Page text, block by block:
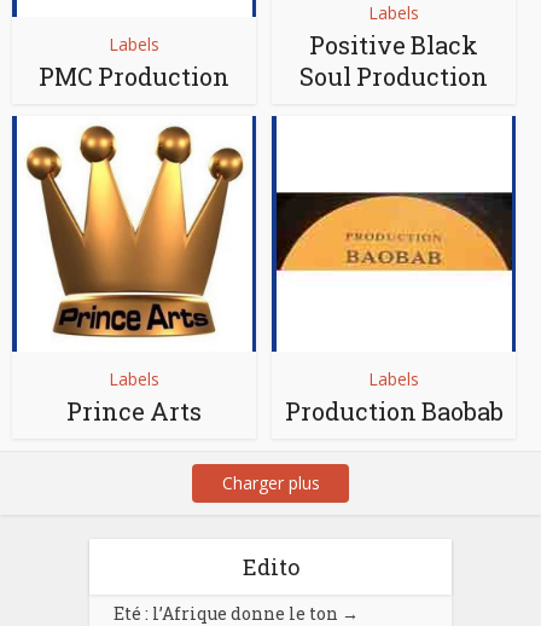
Labels
PMC Production
Labels
Positive Black
Soul Production
Labels
Prince Arts
Labels
Production Baobab
Charger plus
Edito
Eté : l’Afrique donne le ton →